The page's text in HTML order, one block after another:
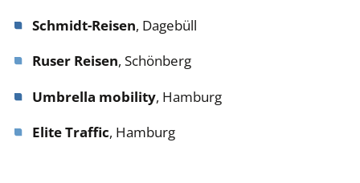
Schmidt-Reisen, Dagebüll
Ruser Reisen, Schönberg
Umbrella mobility, Hamburg
Elite Traffic, Hamburg